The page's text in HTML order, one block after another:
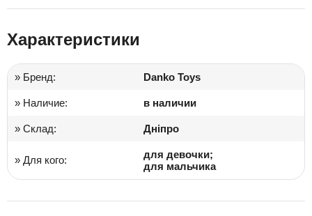
Характеристики
» Бренд: Danko Toys
» Наличие: в наличии
» Склад: Дніпро
» Для кого:
для девочки;
для мальчика